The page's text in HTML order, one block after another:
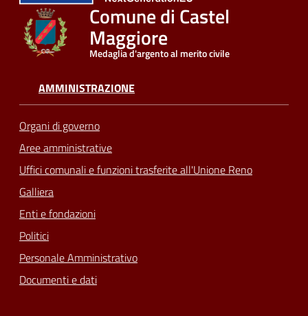
Comune di Castel
Maggiore
Medaglia d'argento al merito civile
AMMINISTRAZIONE
Organi di governo
Aree amministrative
Uffici comunali e funzioni trasferite all'Unione Reno
Galliera
Enti e fondazioni
Politici
Personale Amministrativo
Documenti e dati